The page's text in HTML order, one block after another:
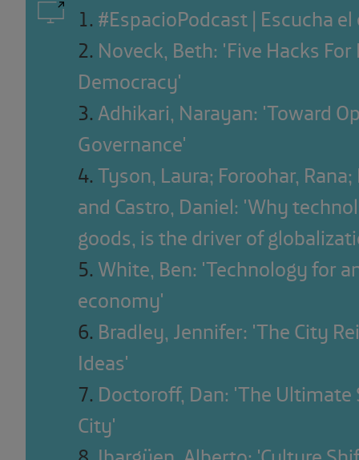
1. #EspacioPodcast | Escucha
2. Noveck, Beth: 'Five Hacks
Democracy'
3.Adhikari, Narayan: 'Toward
Governance'
4.Tyson, Laura; Foroohar,
and Castro, Daniel: 'Why
goods, is the driver of
5.White, Ben: 'Technology for
economy'
6. Bradley, Jennifer: 'The City
Ideas'
7. Doctoroff, Dan: 'The Ultimate
City'